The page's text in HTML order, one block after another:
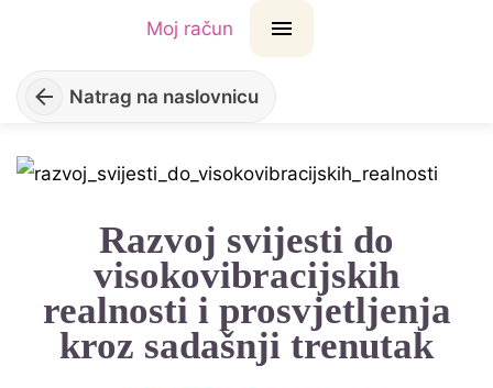
Moj račun
Natrag na naslovnicu
Razvoj svijesti do
visokovibracijskih
realnosti i prosvjetljenja
kroz sadašnji trenutak